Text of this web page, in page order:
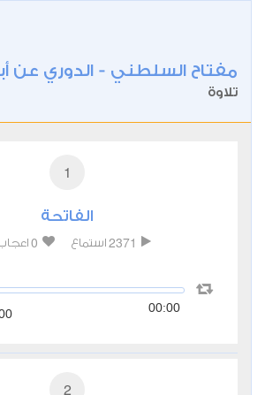
مفتاح السلطني - الدوري عن
تلاوة
1
الفاتحة
2371 استماع 0
00:00
2